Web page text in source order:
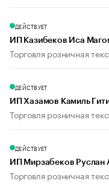
ДЕЙСТВУЕТ
ИП Казибеков Иса
Торговля розничная
ДЕЙСТВУЕТ
ИП Хазамов Камиль
Торговля розничная
ДЕЙСТВУЕТ
ИП Мирзабеков Руслан
Торговля розничная